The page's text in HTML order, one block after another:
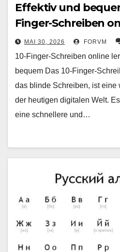
Effektiv und
Finger-Schreiben
MAI 30, 2026 FORVM
10-Finger-Schreiben online
bequem Das 10-Finger-
das blinde Schreiben, ist eine
der heutigen digitalen Welt.
eine schnellere und…